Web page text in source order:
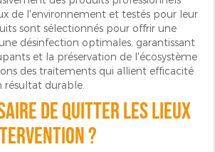
de l'environnement et testés pour leur
sont sélectionnés pour offrir une
désinfection optimales, garantissant
et la préservation de l'écosystème
des traitements qui allient efficacité
durable.
de quitter les lieux
?